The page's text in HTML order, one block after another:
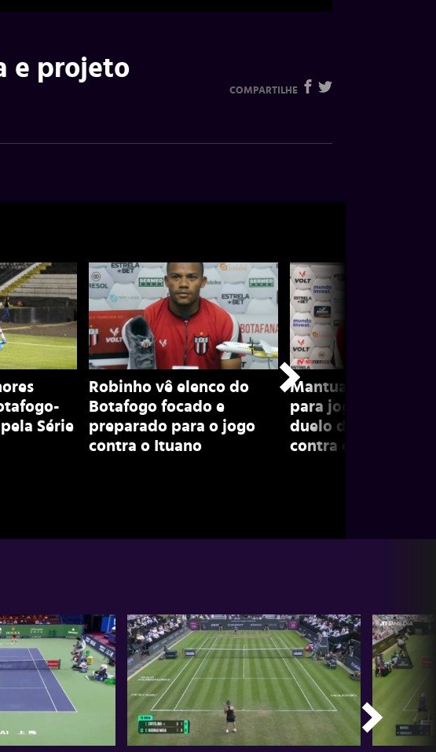
e projeto
COMPARTILHE
Série
Robinho vê elenco do
Botafogo focado e
preparado para o jogo
contra o Ituano
Mantuan diz estar
para jogar e projeta
duelo do Botafogo
contra o